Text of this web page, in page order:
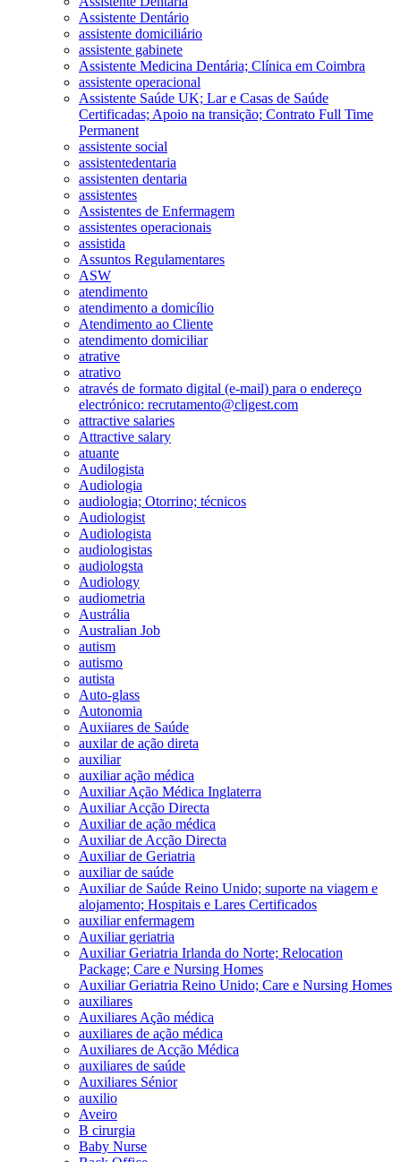
Assistente Dentário
assistente domiciliário
assistente gabinete
Assistente Medicina Dentária; Clínica em Coimbra
assistente operacional
Assistente Saúde UK; Lar e Casas de Saúde
Certificadas; Apoio na transição; Contrato Full Time
Permanent
assistente social
assistentedentaria
assistenten dentaria
assistentes
Assistentes de Enfermagem
assistentes operacionais
assistida
Assuntos Regulamentares
ASW
atendimento
atendimento a domicílio
Atendimento ao Cliente
atendimento domiciliar
atrative
atrativo
através de formato digital (e-mail) para o endereço
electrónico: recrutamento@cligest.com
attractive salaries
Attractive salary
atuante
Audilogista
Audiologia
audiologia; Otorrino; técnicos
Audiologist
Audiologista
audiologistas
audiologsta
Audiology
audiometria
Austrália
Australian Job
autism
autismo
autista
Auto-glass
Autonomia
Auxiiares de Saúde
auxilar de ação direta
auxiliar
auxiliar ação médica
Auxiliar Ação Médica Inglaterra
Auxiliar Acção Directa
Auxiliar de ação médica
Auxiliar de Acção Directa
Auxiliar de Geriatria
auxiliar de saúde
Auxiliar de Saúde Reino Unido; suporte na viagem e
alojamento; Hospitais e Lares Certificados
auxiliar enfermagem
Auxiliar geriatria
Auxiliar Geriatria Irlanda do Norte; Relocation
Package; Care e Nursing Homes
Auxiliar Geriatria Reino Unido; Care e Nursing Homes
auxiliares
Auxiliares Ação médica
auxiliares de ação médica
Auxiliares de Acção Médica
auxiliares de saúde
Auxiliares Sénior
auxilio
Aveiro
B cirurgia
Baby Nurse